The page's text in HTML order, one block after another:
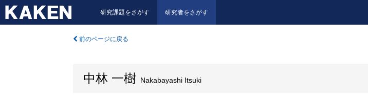
研究課題をさがす 研究者をさがす
前のページに戻る
中林 一樹 Nakabayashi Itsuki